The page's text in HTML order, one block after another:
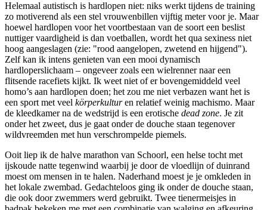
Helemaal autistisch is hardlopen niet: niks werkt tijdens de training
zo motiverend als een stel vrouwenbillen vijftig meter voor je. Maar
hoewel hardlopen voor het voortbestaan van de soort een beslist
nuttiger vaardigheid is dan voetballen, wordt het qua sexiness niet
hoog aangeslagen (zie: "rood aangelopen, zwetend en hijgend").
Zelf kan ik intens genieten van een mooi dynamisch
hardloperslichaam – ongeveer zoals een wielrenner naar een
flitsende racefiets kijkt. Ik weet niet of er bovengemiddeld veel
homo’s aan hardlopen doen; het zou me niet verbazen want het is
een sport met veel körperkulturen relatief weinig machismo. Maar
de kleedkamer na de wedstrijd is een erotische dead zone. Je zit
onder het zweet, dus je gaat onder de douche staan tegenover
wildvreemden met hun verschrompelde piemels.
Ooit liep ik de halve marathon van Schoorl, een helse tocht met
ijskoude natte tegenwind waarbij je door de vloedlijn of duinrand
moest om mensen in te halen. Naderhand moest je je omkleden in
het lokale zwembad. Gedachteloos ging ik onder de douche staan,
die ook door zwemmers werd gebruikt. Twee tienermeisjes in